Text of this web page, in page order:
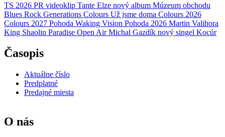
TS 2026 PR videoklip Tante Elze nový album Múzeum obchodu
Blues Rock Generations Colours Už jsme doma Colours 2026
Colours 2027 Pohoda Waking Vision Pohoda 2026 Martin Valihora
King Shaolin Paradise Open Air Michal Gazdík nový singel Kocúr
Časopis
Aktuálne číslo
Predplatné
Predajné miesta
O nás